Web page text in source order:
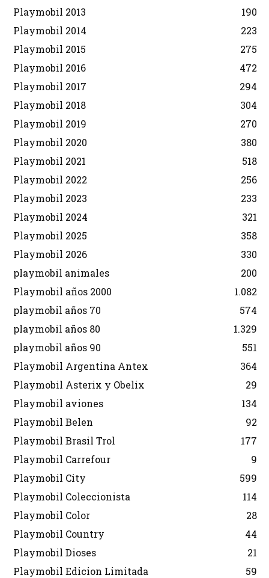
Playmobil 2013
190
Playmobil 2014
223
Playmobil 2015
275
Playmobil 2016
472
Playmobil 2017
294
Playmobil 2018
304
Playmobil 2019
270
Playmobil 2020
380
Playmobil 2021
518
Playmobil 2022
256
Playmobil 2023
233
Playmobil 2024
321
Playmobil 2025
358
Playmobil 2026
330
playmobil animales
200
Playmobil años 2000
1.082
playmobil años 70
574
playmobil años 80
1.329
playmobil años 90
551
Playmobil Argentina Antex
364
Playmobil Asterix y Obelix
29
Playmobil aviones
134
Playmobil Belen
92
Playmobil Brasil Trol
177
Playmobil Carrefour
9
Playmobil City
599
Playmobil Coleccionista
114
Playmobil Color
28
Playmobil Country
44
Playmobil Dioses
21
Playmobil Edicion Limitada
59